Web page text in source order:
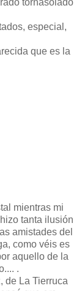
especial,
que es la
mientras mi
tanta ilusión
amistades del
como véis es
aquello de la
.
de La Tierruca